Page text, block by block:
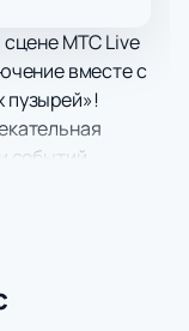
сцене МТС Live
вместе с
пузырей»!
событий,
заскучать
новейшими